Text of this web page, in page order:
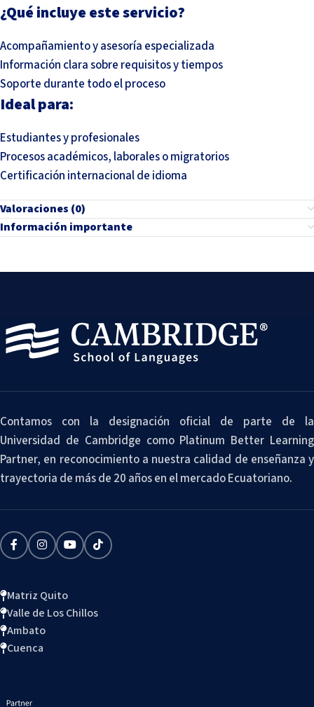
¿Qué incluye este servicio?
Acompañamiento y asesoría especializada
Información clara sobre requisitos y tiempos
Soporte durante todo el proceso
Ideal para:
Estudiantes y profesionales
Procesos académicos, laborales o migratorios
Certificación internacional de idioma
Valoraciones (0)
Información importante
Contamos con la designación oficial de parte de la
Universidad de Cambridge como Platinum Better Learning
Partner, en reconocimiento a nuestra calidad de enseñanza y
trayectoria de más de 20 años en el mercado Ecuatoriano.
Matriz Quito
Valle de Los Chillos
Ambato
Cuenca